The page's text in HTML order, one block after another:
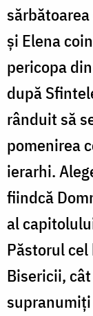
și Elena
pericopa
după
rânduit să
pomenirea
ierarhi.
fiindcă
al
Păstorul
Bisericii,